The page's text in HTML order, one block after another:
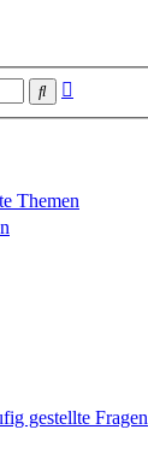
Suche
Themen
gestellte Fragen